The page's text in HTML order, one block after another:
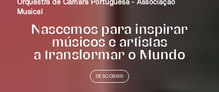
Orquestra de Câmara Portuguesa - Associação
Musical
Nascemos para inspirar
músicos e artistas
a transformar o Mundo
DESCOBRIR